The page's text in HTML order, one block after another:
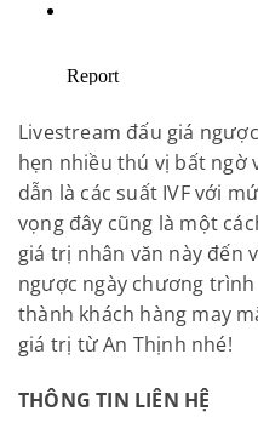
Livestream đấu giá
hẹn nhiều thú vị bất ngờ
dẫn là các suất IVF với
vọng đây cũng là một
giá trị nhân văn này đến
ngược ngày chương
thành khách hàng may
giá trị từ An Thịnh nhé!
THÔNG TIN LIÊN HỆ